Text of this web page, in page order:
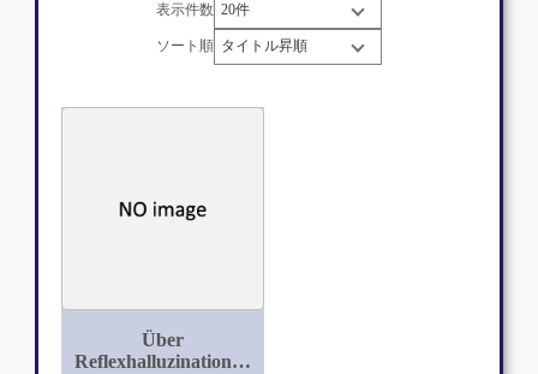
表示件数
ソート順
Über
Reflexhalluzinationen